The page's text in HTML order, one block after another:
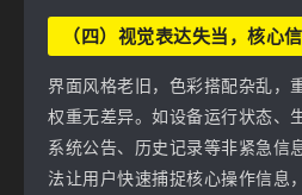
（四）视觉表达失当，核心
界面风格老旧，色彩搭配杂乱，
权重无差异。如设备运行状态、
系统公告、历史记录等非紧急信
法让用户快速捕捉核心操作信息